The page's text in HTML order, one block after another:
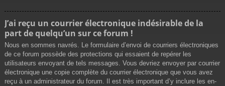
J’ai reçu un courrier électronique indésirable de la
part de quelqu’un sur ce forum !
Nous en sommes navrés. Le formulaire d’envoi de courriers électroniques
de ce forum possède des protections qui essaient de repérer les
utilisateurs envoyant de tels messages. Vous devriez envoyer par courrier
électronique une copie complète du courrier électronique que vous avez
reçu à un administrateur du forum. Il est très important d’y inclure les en-